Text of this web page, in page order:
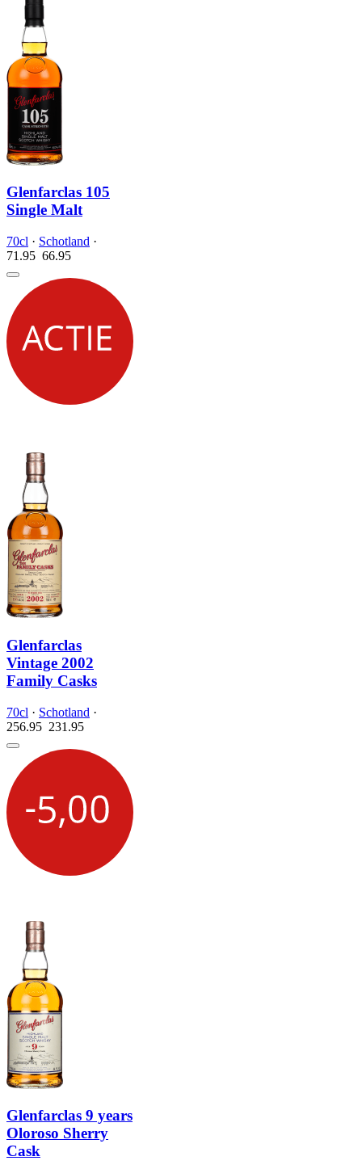
Glenfarclas 105
Single Malt
70cl · Schotland ·
71.95 66.95
Glenfarclas
Vintage 2002
Family Casks
70cl · Schotland ·
256.95 231.95
Glenfarclas 9 years
Oloroso Sherry
Cask